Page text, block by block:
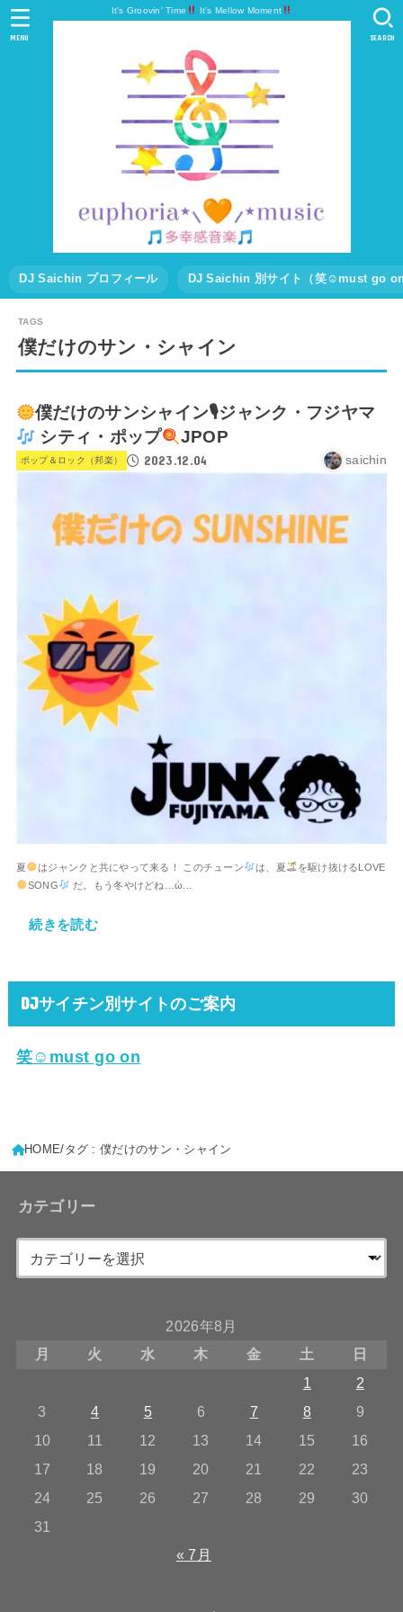
It's Groovin' Time It's Mellow Moment
DJ Saichin プロフィール DJ Saichin 別サイト（笑☺must go
SEARCH
MENU
僕だけのサン・シャイン
僕だけのサンシャイン🎙ジャンク・フジヤマ
シティ・ポップ
JPOP
ポップ＆ロック（邦楽） 2023.12.04 saichin
夏 はジャンクと共にやって来る！ このチューン は、夏
を駆け抜けるLOVE
SONG
だ。もう冬やけどね…ὡ...
続きを読む
DJサイチン別サイトのご案内
笑☺must go on
HOME タグ : 僕だけのサン・シャイン
カテゴリー
2026年8月
月
火 水 木 金 土
日
1
2
3
4 5 6 7 8
9
10
11 12 13 14 15
16
17
18 19 20 21 22
23
24
25 26 27 28 29
30
31
« 7月